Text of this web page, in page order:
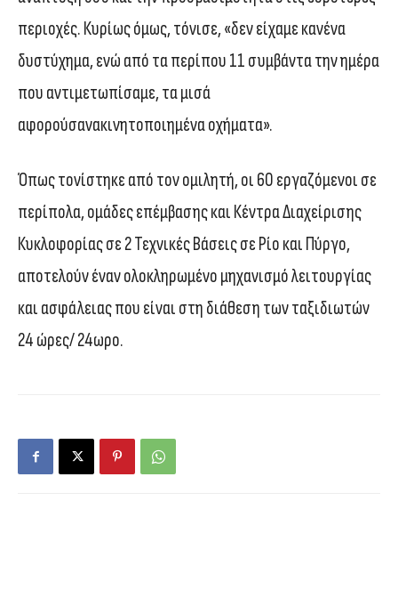
περιοχές. Κυρίως όμως, τόνισε, «δεν είχαμε κανένα
δυστύχημα, ενώ από τα περίπου 11 συμβάντα την ημέρα
που αντιμετωπίσαμε, τα μισά
αφορούσανακινητοποιημένα οχήματα».
Όπως τονίστηκε από τον ομιλητή, οι 60 εργαζόμενοι σε
περίπολα, ομάδες επέμβασης και Κέντρα Διαχείρισης
Κυκλοφορίας σε 2 Τεχνικές Βάσεις σε Ρίο και Πύργο,
αποτελούν έναν ολοκληρωμένο μηχανισμό λειτουργίας
και ασφάλειας που είναι στη διάθεση των ταξιδιωτών
24 ώρες/ 24ωρο.